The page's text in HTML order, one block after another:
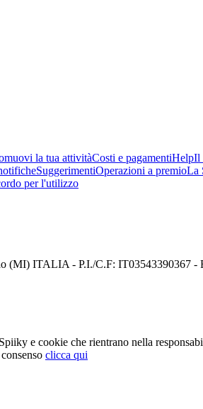
la tua attivitàCosti e pagamentiHelpIl
SuggerimentiOperazioni a premioLa
per l'utilizzo
(MI) ITALIA - P.I./C.F: IT03543390367 -
e cookie che rientrano nella
clicca qui